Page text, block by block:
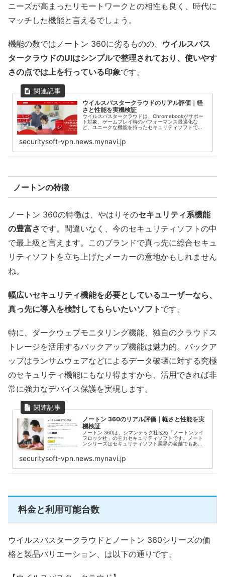
ニーズが高まったリモートワークとの相性も良く、時代に
マッチした機能と言えるでしょう。
機能の数ではノートン 360に劣るものの、 ウイルスバス
タークラウドのUIはシンプルで整理されており、使いやす
さの点では上を行っている印象です。
ウイルスバスタークラウドのリアル評価｜軽
さと性能を実機検証
ウイルスバスタークラウドは、Chromebookがサポー
ト対象、ゲームプレイ時のパフォーマンス最適化な
ど、ユニークな機能を持ったセキュリティソフトで
ドの使用感を、実機で検証。多くのセキュリティ...
securitysoft-vpn.news.mynavi.jp
ノートンの特徴
ノートン 360の特徴は、やはりそのセキュリティ系機能
の豊富さです。間違いなく、今のセキュリティソフトの中
で最上級と言えます。このブランドで真っ先に総合セキュ
リティソフトを立ち上げたメーカーの意地かもしれません
ね。
幅広いセキュリティ機能を必要としているユーザーなら、
真っ先に導入を検討してもらいたいソフト です。
特に、ダークウェブモニタリング機能、独自のクラウドス
トレージを活用するバックアップ機能は魅力的。バックア
ップはランサムウェアなどによるデータ破壊に対する究極
のセキュリティ機能にもなり得ますから、活用できれば非
常に強力なデバイス保護を実現します。
ノートン 360のリアル評価｜軽さと性能を実
機検証
ノートン 360は、シマンテック社改め「ノートンライ
フロック社」の主力セキュリティソフトです。ノート
ンシリーズはセキュリティソフト業界の老舗でもあ
る「総合セキュリティソリューション製品」の...
securitysoft-vpn.news.mynavi.jp
料金と利用可能台数
ウイルスバスタークラウドとノートン 360シリーズの価
格と製品バリエーション、は以下の通りです。